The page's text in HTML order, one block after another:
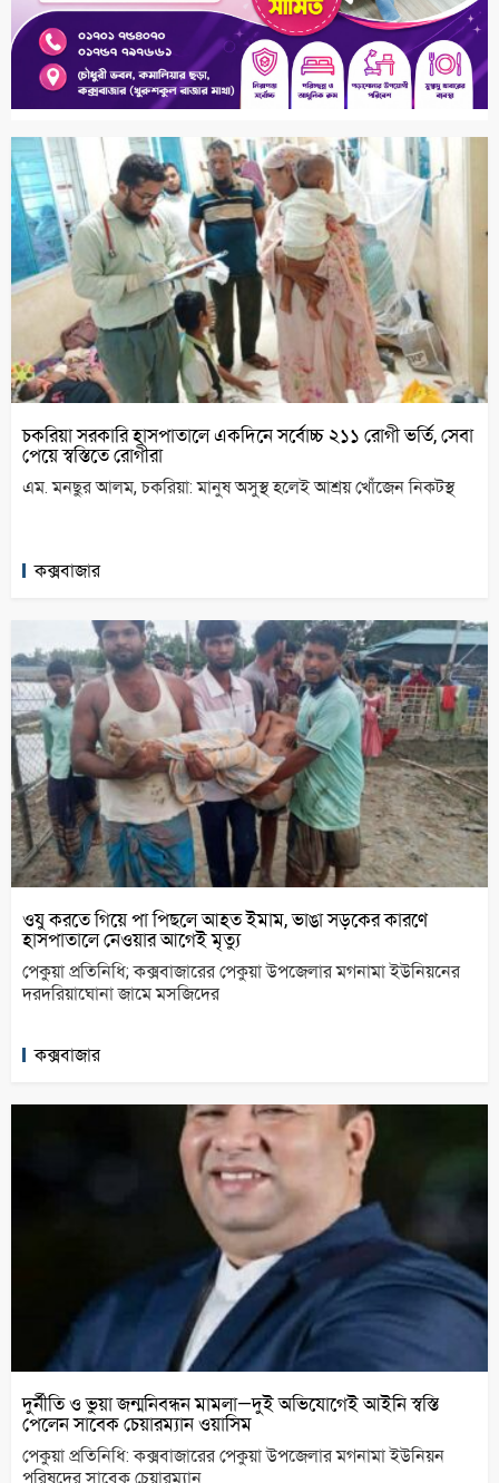
চকরিয়া সরকারি হাসপাতালে একদিনে সর্বোচ্চ ২১১ রোগী ভর্তি, সেবা
পেয়ে স্বস্তিতে রোগীরা
এম. মনছুর আলম, চকরিয়া: মানুষ অসুস্থ হলেই আশ্রয় খোঁজেন নিকটস্থ
কক্সবাজার
ওযু করতে গিয়ে পা পিছলে আহত ইমাম, ভাঙা সড়কের কারণে
হাসপাতালে নেওয়ার আগেই মৃত্যু
পেকুয়া প্রতিনিধি; কক্সবাজারের পেকুয়া উপজেলার মগনামা ইউনিয়নের
দরদরিয়াঘোনা জামে মসজিদের
কক্সবাজার
দুর্নীতি ও ভুয়া জন্মনিবন্ধন মামলা—দুই অভিযোগেই আইনি স্বস্তি
পেলেন সাবেক চেয়ারম্যান ওয়াসিম
পেকুয়া প্রতিনিধি: কক্সবাজারের পেকুয়া উপজেলার মগনামা ইউনিয়ন
পরিষদের সাবেক চেয়ারম্যান